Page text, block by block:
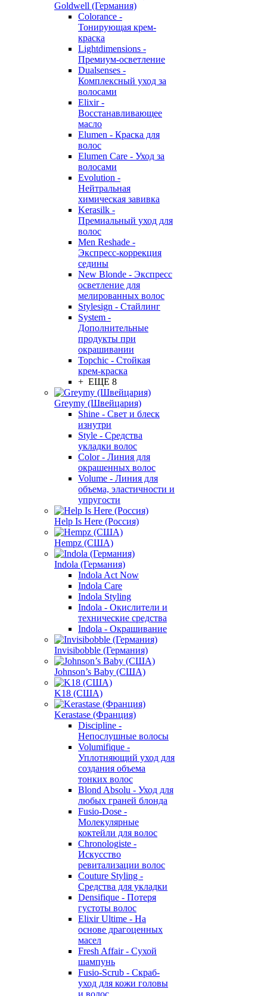
Goldwell (Германия)
Colorance -
Тонирующая крем-
краска
Lightdimensions -
Премиум-осветление
Dualsenses -
Комплексный уход за
волосами
Elixir -
Восстанавливающее
масло
Elumen - Краска для
волос
Elumen Care - Уход за
волосами
Evolution -
Нейтральная
химическая завивка
Kerasilk -
Премиальный уход для
волос
Men Reshade -
Экспресс-коррекция
седины
New Blonde - Экспресс
осветление для
мелированных волос
Stylesign - Стайлинг
System -
Дополнительные
продукты при
окрашивании
Topchic - Стойкая
крем-краска
+ ЕЩЕ 8
Greymy (Швейцария)
Shine - Свет и блеск
изнутри
Style - Средства
укладки волос
Color - Линия для
окрашенных волос
Volume - Линия для
объема, эластичности и
упругости
Help Is Here (Россия)
Hempz (США)
Indola (Германия)
Indola Act Now
Indola Care
Indola Styling
Indola - Окислители и
технические средства
Indola - Окрашивание
Invisibobble (Германия)
Johnson’s Baby (США)
K18 (США)
Kerastase (Франция)
Discipline -
Непослушные волосы
Volumifique -
Уплотняющий уход для
создания объема
тонких волос
Blond Absolu - Уход для
любых граней блонда
Fusio-Dose -
Молекулярные
коктейли для волос
Chronologiste -
Искусство
ревитализации волос
Couture Styling -
Средства для укладки
Densifique - Потеря
густоты волос
Elixir Ultime - На
основе драгоценных
масел
Fresh Affair - Сухой
шампунь
Fusio-Scrub - Скраб-
уход для кожи головы
и волос